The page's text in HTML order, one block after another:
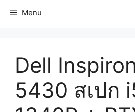
Menu
Dell
5430 สเปก